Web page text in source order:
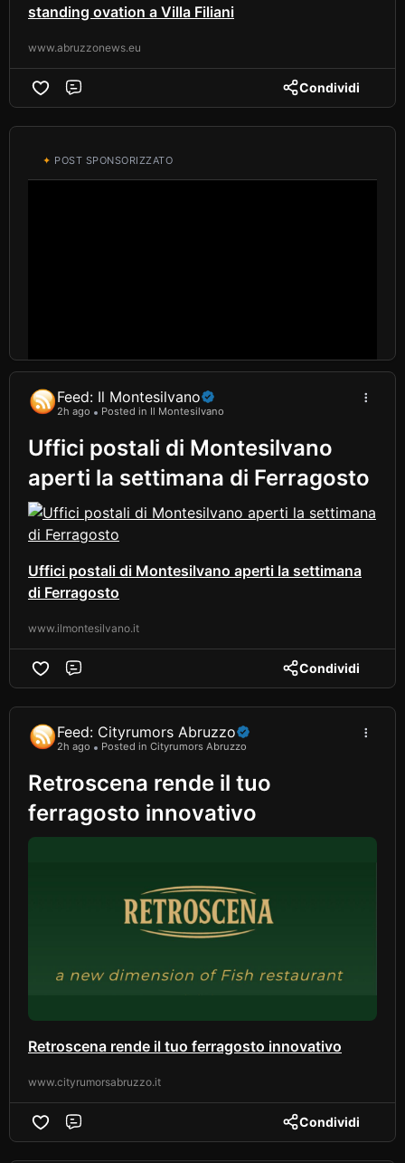
standing ovation a Villa Filiani
www.abruzzonews.eu
Condividi
✦ POST SPONSORIZZATO
Feed: Il Montesilvano
2h ago Posted in Il Montesilvano
Uffici postali di Montesilvano
aperti la settimana di Ferragosto
Uffici postali di Montesilvano aperti la settimana
di Ferragosto
www.ilmontesilvano.it
Condividi
Feed: Cityrumors Abruzzo
2h ago Posted in Cityrumors Abruzzo
Retroscena rende il tuo
ferragosto innovativo
Retroscena rende il tuo ferragosto innovativo
www.cityrumorsabruzzo.it
Condividi